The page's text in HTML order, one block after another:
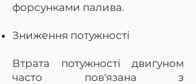
форсунками палива.
Зниження потужності
Втрата потужності двигуном
часто пов'язана з